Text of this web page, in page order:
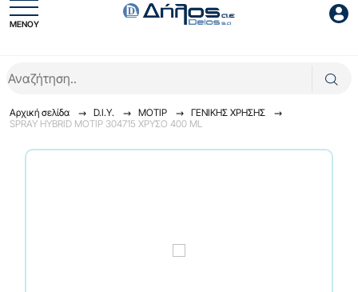
ΜΕΝΟΥ
Αρχική σελίδα D.I.Y. ΜΟΤΙΡ
ΓENIKHΣ XPHΣHΣ
SPRAY HYBRID MOTIP 304715 ΧΡΥΣΟ 400 ML